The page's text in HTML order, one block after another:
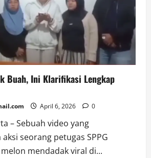
Buah, Ini Klarifikasi Lengkap
April 6, 2026 0
– Sebuah video yang
seorang petugas SPPG
mendadak viral di...